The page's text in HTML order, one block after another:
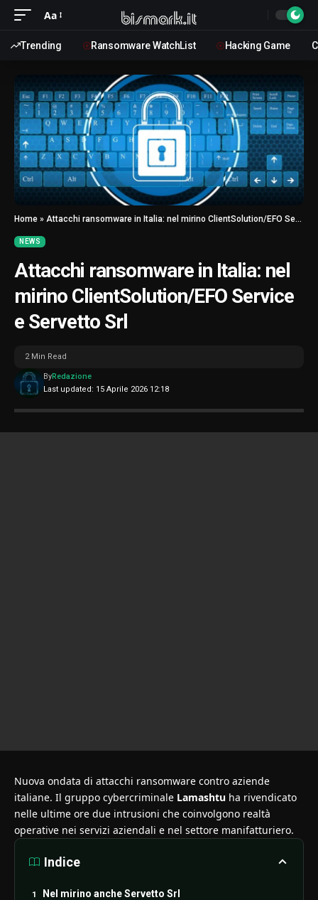
Aa
Trending Ransomware WatchList Hacking Game
Home » Attacchi ransomware in Italia: nel mirino ClientSolution/EFO Service e Servetto Srl
NEWS
Attacchi ransomware in Italia: nel
mirino ClientSolution/EFO Service
e Servetto Srl
Last updated: 15 Aprile 2026 12:18
ByRedazione
2 Min Read
Nuova ondata di attacchi ransomware contro aziende
italiane. Il gruppo cybercriminale Lamashtu ha rivendicato
nelle ultime ore due intrusioni che coinvolgono realtà
operative nei servizi aziendali e nel settore manifatturiero.
Indice
Nel mirino anche Servetto Srl